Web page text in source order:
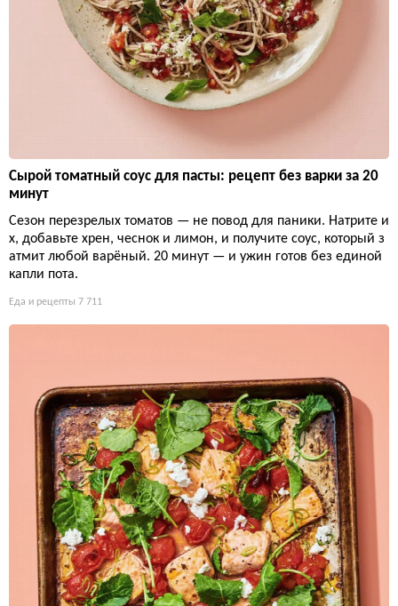
Сырой томатный соус для пасты: рецепт без варки за 20
минут
Сезон перезрелых томатов — не повод для паники. Натрите и
х, добавьте хрен, чеснок и лимон, и получите соус, который з
атмит любой варёный. 20 минут — и ужин готов без единой
капли пота.
Еда и рецепты 7 711